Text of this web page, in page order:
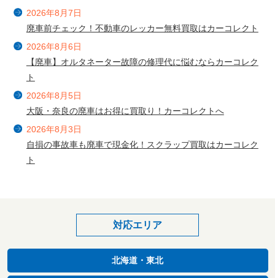
2026年8月7日
廃車前チェック！不動車のレッカー無料買取はカーコレクト
2026年8月6日
【廃車】オルタネーター故障の修理代に悩むならカーコレク
ト
2026年8月5日
大阪・奈良の廃車はお得に買取り！カーコレクトへ
2026年8月3日
自損の事故車も廃車で現金化！スクラップ買取はカーコレク
ト
対応エリア
北海道・東北